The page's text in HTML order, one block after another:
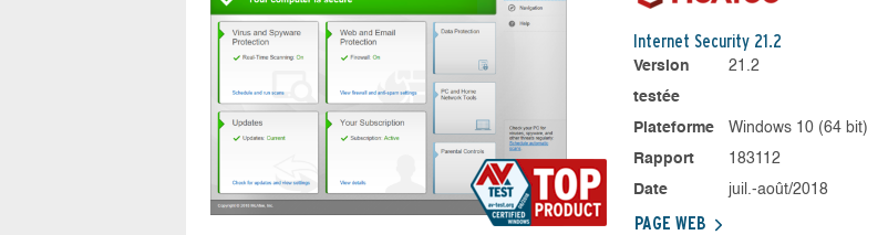
Internet Security 21.2
Version
testée
21.2
Plateforme
Windows 10 (64 bit)
Rapport
183112
Date
juil.-août/2018
PAGE WEB